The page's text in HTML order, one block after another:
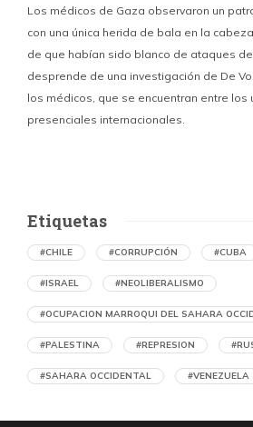
Los médicos de Gaza observaron un
con una única herida de bala en la
de que habían sido blanco de ataques
desprende de una investigación de De
los médicos, que se encuentran entre los
presenciales internacionales.
Ejecución de niños
Etiquetas
#CHILE #CORRUPCIÓN #CUBA
#ISRAEL #NEOLIBERALISMO
#OCUPACION MARROQUI DEL SAHARA
#PALESTINA #REPRESION
#SAHARA OCCIDENTAL #VENEZUELA